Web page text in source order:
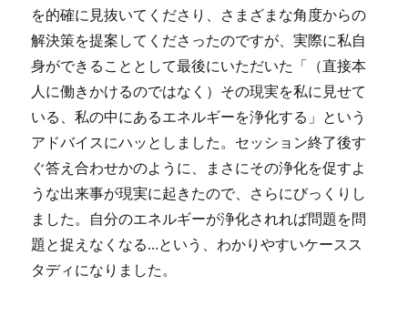
を的確に見抜いてくださり、さまざまな角度からの
解決策を提案してくださったのですが、実際に私自
身ができることとして最後にいただいた「（直接本
人に働きかけるのではなく）その現実を私に見せて
いる、私の中にあるエネルギーを浄化する」という
アドバイスにハッとしました。セッション終了後す
ぐ答え合わせかのように、まさにその浄化を促すよ
うな出来事が現実に起きたので、さらにびっくりし
ました。自分のエネルギーが浄化されれば問題を問
題と捉えなくなる…という、わかりやすいケースス
タディになりました。